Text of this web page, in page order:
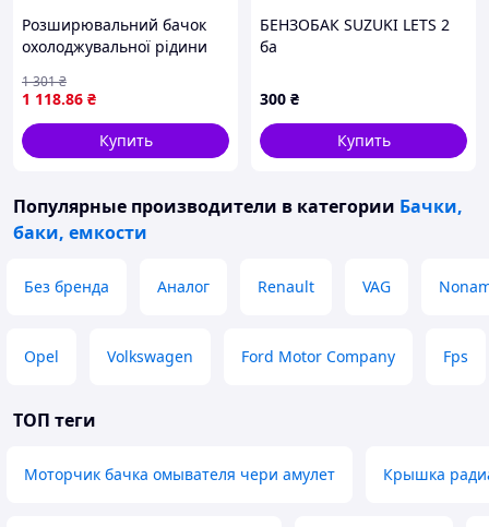
Розширювальний бачок
охолоджувальної рідини
кришкою
1 118.86 ₴
1 301₴
Купить
БЕНЗОБАК SUZUKI LETS 2
ба
300 ₴
Купить
Популярные производители в категории Бачки,
баки, емкости
Без бренда Аналог Renault VAG
Opel Volkswagen Ford Motor Company Fps
ТОП теги
Моторчик бачка омывателя чери амулет Крышка